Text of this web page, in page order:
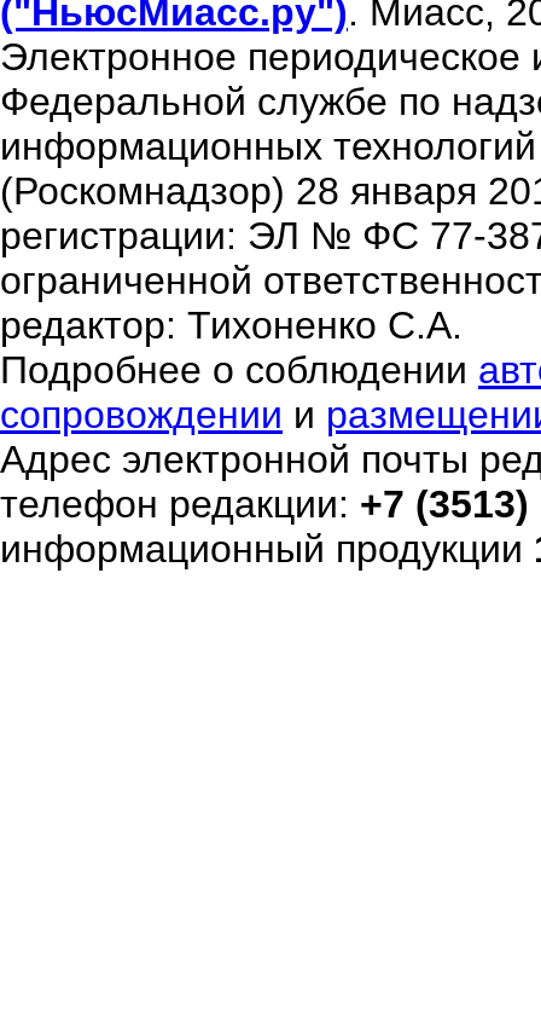
("НьюсМиасс.ру"). Миасс,
Электронное периодическое
Федеральной службе по
информационных
(Роскомнадзор) 28 января
регистрации: ЭЛ № ФС 77-
ограниченной
редактор: Тихоненко С.А.
Подробнее о соблюдении
сопровождении и
Адрес электронной почты
телефон редакции: +7
информационный продукции